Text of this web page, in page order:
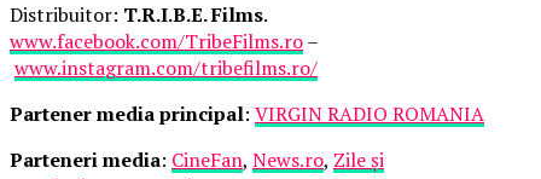
Distribuitor: T.R.I.B.E. Films.
www.facebook.com/TribeFilms.ro–
www.instagram.com/tribefilms.ro/
Partener media principal: VIRGIN RADIO ROMANIA
Parteneri media: CineFan, News.ro, Zile și